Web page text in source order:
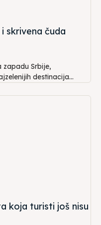
skrivena čuda
zapadu Srbije,
destinacija...
koja turisti još nisu